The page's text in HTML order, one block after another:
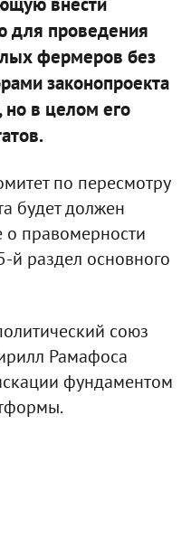
для проведения
фермеров без
законопроекта
но в целом его
по пересмотру
будет должен
о правомерности
й раздел основного
союз
Рамафоса
фундаментом